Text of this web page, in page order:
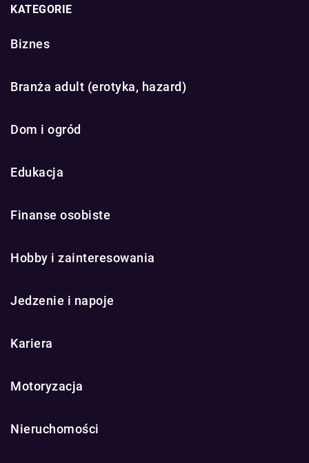
KATEGORIE
Biznes
Branża adult (erotyka, hazard)
Dom i ogród
Edukacja
Finanse osobiste
Hobby i zainteresowania
Jedzenie i napoje
Kariera
Motoryzacja
Nieruchomości